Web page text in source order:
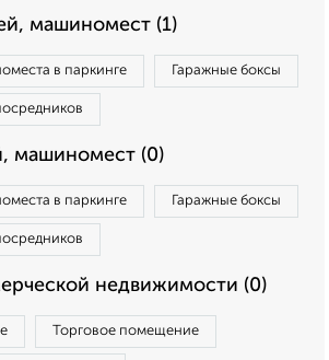
машиномест (1)
в паркинге Гаражные боксы
машиномест (0)
в паркинге Гаражные боксы
недвижимости (0)
Торговое помещение